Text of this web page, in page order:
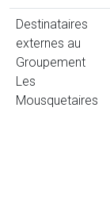
Destinataires
externes au
Groupement
Les
Mousquetaires